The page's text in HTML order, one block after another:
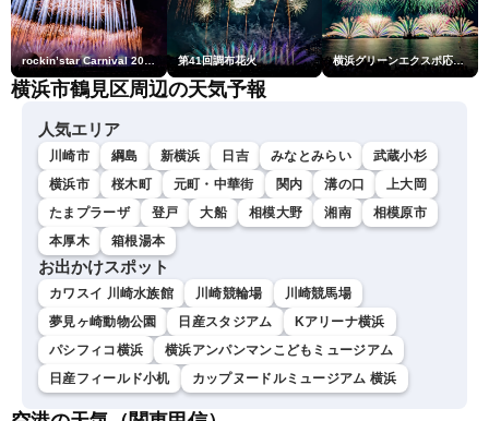
第41回調布花火 横浜グリーンエクスポ応援 みなとみらいフェスティバル「スカイシンフォニーinヨコハマ presented byコロワイド」
横浜市鶴見区周辺の天気予報
人気エリア
川崎市 綱島 新横浜 日吉 みなとみらい
武蔵小杉
横浜市
桜木町 元町・中華街 関内 溝の口
上大岡
たまプラーザ
登戸 大船 相模大野 湘南
相模原市
本厚木
箱根湯本
お出かけスポット
カワスイ 川崎水族館 川崎競輪場
川崎競馬場
夢見ヶ崎動物公園
日産スタジアム
Kアリーナ横浜
パシフィコ横浜
横浜アンパンマンこどもミュージアム
日産フィールド小机
カップヌードルミュージアム 横浜